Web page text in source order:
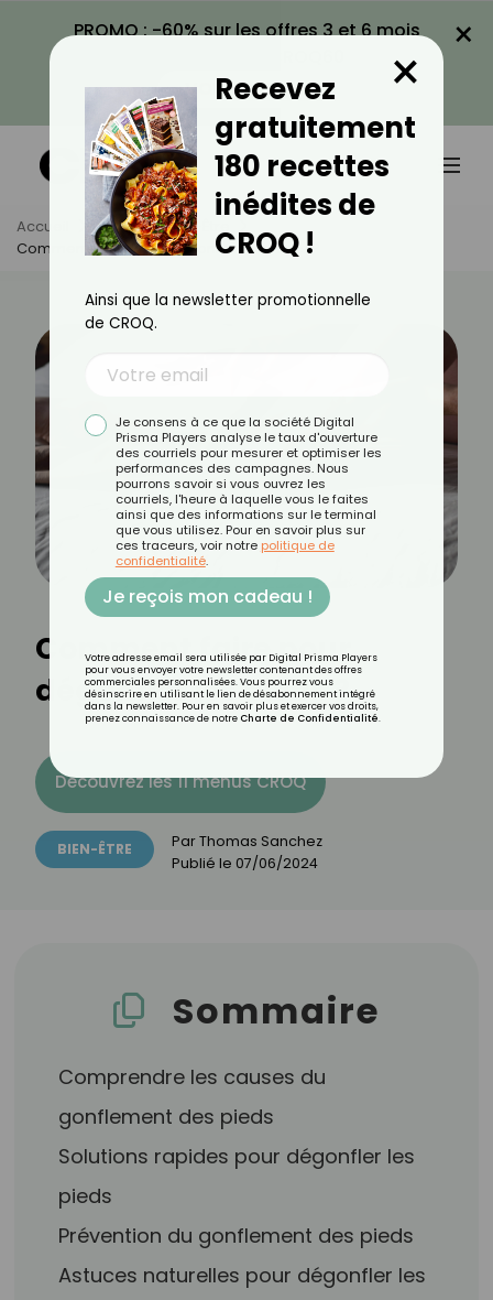
PROMO : -60% sur les offres 3 et 6 mois
VOIR LA PROMO
×
Accueil Actus
Bien-Être
Comment Faire Pour Dégonfler Les Pieds ?
Comment faire pour
dégonfler les pieds ?
Découvrez les 11 menus CROQ
BIEN-ÊTRE ParThomas Sanchez
Publié le 07/06/2024
Sommaire
Comprendre les causes du
gonflement des pieds
Solutions rapides pour dégonfler les
pieds
Prévention du gonflement des pieds
Astuces naturelles pour dégonfler les
Recevez
gratuitement
180 recettes
inédites de
CROQ !
×
Ainsi que la newsletter promotionnelle
de CROQ.
Je consens à ce que la société Digital
Prisma Players analyse le taux d'ouverture
des courriels pour mesurer et optimiser les
performances des campagnes. Nous
pourrons savoir si vous ouvrez les
courriels, l'heure à laquelle vous le faites
ainsi que des informations sur le terminal
que vous utilisez. Pour en savoir plus sur
ces traceurs, voir notre politique de
confidentialité.
Je reçois mon cadeau !
Votre adresse email sera utilisée par Digital Prisma Players
pour vous envoyer votre newsletter contenant des offres
commerciales personnalisées. Vous pourrez vous
désinscrire en utilisant le lien de désabonnement intégré
dans la newsletter. Pour en savoir plus et exercer vos droits,
prenez connaissance de notre Charte de Confidentialité.